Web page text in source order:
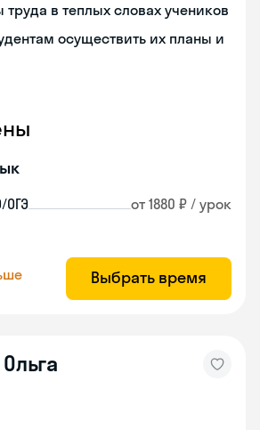
в теплых словах учеников
осуществить их планы и
ОГЭ от 1880 ₽ / урок
Выбрать время
Ольга